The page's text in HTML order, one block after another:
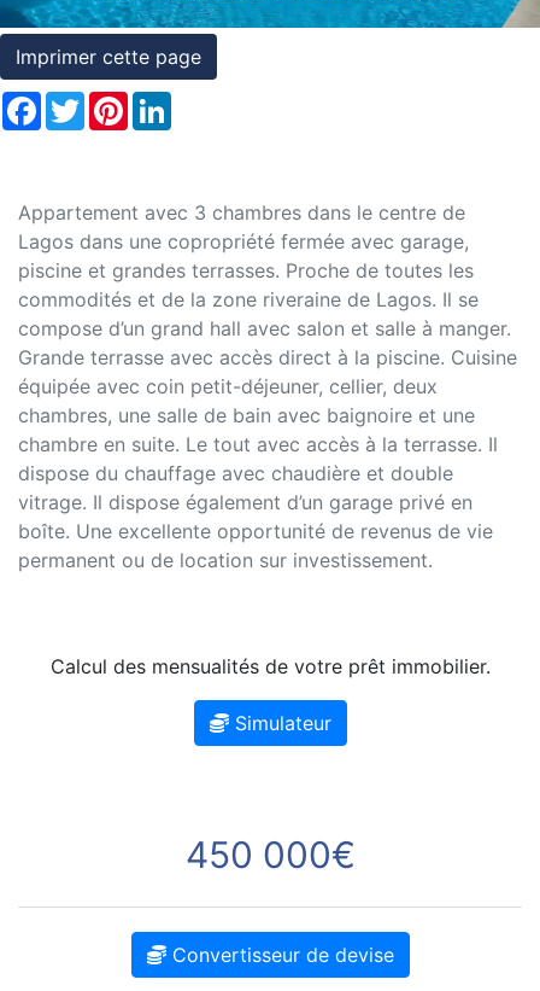
Imprimer cette page
Facebook
TwitterPinterest
Appartement avec 3 chambres dans le centre de
Lagos dans une copropriété fermée avec garage,
piscine et grandes terrasses. Proche de toutes les
commodités et de la zone riveraine de Lagos. Il se
compose d’un grand hall avec salon et salle à manger.
Grande terrasse avec accès direct à la piscine. Cuisine
équipée avec coin petit-déjeuner, cellier, deux
chambres, une salle de bain avec baignoire et une
chambre en suite. Le tout avec accès à la terrasse. Il
dispose du chauffage avec chaudière et double
vitrage. Il dispose également d’un garage privé en
boîte. Une excellente opportunité de revenus de vie
permanent ou de location sur investissement.
Calcul des mensualités de votre prêt immobilier.
Simulateur
450 000€
Convertisseur de devise